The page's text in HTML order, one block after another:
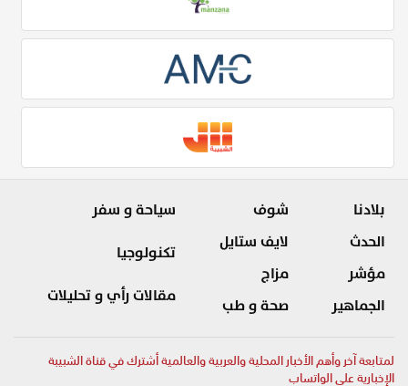
بلادنا
الحدث
مؤشر
الجماهير
شوف
لايف ستايل
مزاج
صحة و طب
سياحة و سفر
تكنولوجيا
مقالات رأي و تحليلات
لمتابعة آخر وأهم الأخبار المحلية والعربية والعالمية أشترك في قناة الشبيبة
الإخبارية على الواتساب